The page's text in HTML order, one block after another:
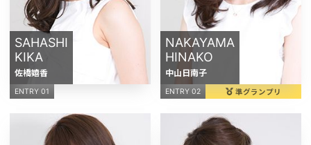
SAHASHI
KIKA
佐橋嬉香
ENTRY 01
NAKAYAMA
HINAKO
中山日南子
ENTRY 02 準グランプリ